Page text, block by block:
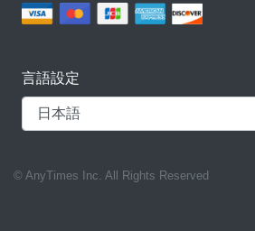
言語設定
© AnyTimes Inc. All Rights Reserved